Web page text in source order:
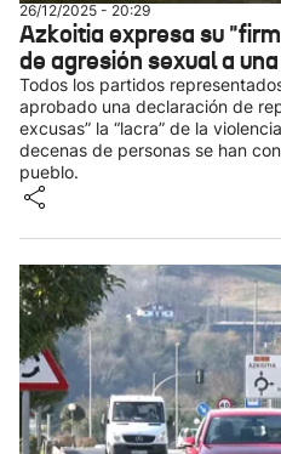
26/12/2025 - 20:29
Azkoitia expresa su
de agresión sexual a
Todos los partidos
aprobado una declaración de
excusas” la “lacra” de la
decenas de personas se han
pueblo.